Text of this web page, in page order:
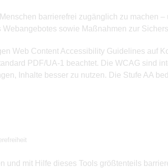
barrierefrei zugänglich zu machen
sowie Maßnahmen zur
Web Content Accessibility Guidelines auf
PDF/UA-1 beachtet. Die WCAG sind
Inhalte besser zu nutzen. Die Stufe AA
und mit Hilfe dieses Tools größtenteils